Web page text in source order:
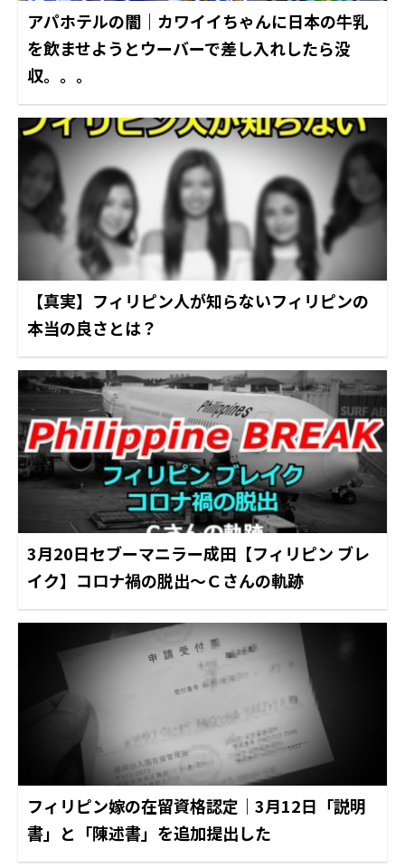
アパホテルの闇｜カワイイちゃんに日本の牛乳
を飲ませようとウーバーで差し入れしたら没
収。。。
【真実】フィリピン人が知らないフィリピンの
本当の良さとは？
3月20日セブーマニラー成田【フィリピン ブレ
イク】コロナ禍の脱出～Ｃさんの軌跡
フィリピン嫁の在留資格認定｜3月12日「説明
書」と「陳述書」を追加提出した